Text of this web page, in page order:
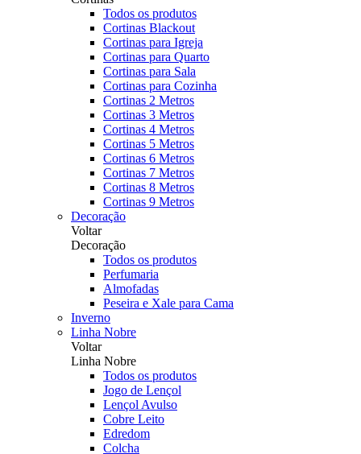
Todos os produtos
Cortinas Blackout
Cortinas para Igreja
Cortinas para Quarto
Cortinas para Sala
Cortinas para Cozinha
Cortinas 2 Metros
Cortinas 3 Metros
Cortinas 4 Metros
Cortinas 5 Metros
Cortinas 6 Metros
Cortinas 7 Metros
Cortinas 8 Metros
Cortinas 9 Metros
Decoração
Voltar
Decoração
Todos os produtos
Perfumaria
Almofadas
Peseira e Xale para Cama
Inverno
Linha Nobre
Voltar
Linha Nobre
Todos os produtos
Jogo de Lençol
Lençol Avulso
Cobre Leito
Edredom
Colcha